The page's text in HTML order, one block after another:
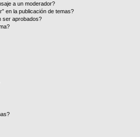
a un moderador?
en la publicación de temas?
ser aprobados?